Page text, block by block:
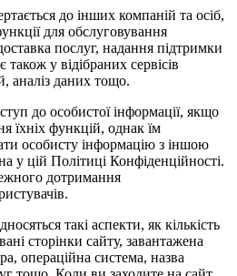
до інших компаній та осіб,
для обслуговування
послуг, надання підтримки
у відібраних сервісів
аналіз даних тощо.
до особистої інформації, якщо
їхніх функцій, однак їм
особисту інформацію з іншою
у цій Політиці Конфіденційності.
дотримання
такі аспекти, як кількість
сторінки сайту, завантажена
операційна система, назва